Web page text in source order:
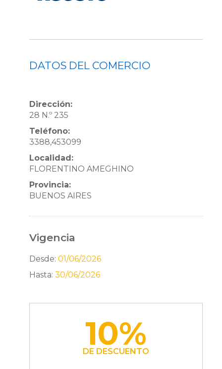
DATOS DEL COMERCIO
Dirección:
28 N.º 235
Teléfono:
3388,453099
Localidad:
FLORENTINO AMEGHINO
Provincia:
BUENOS AIRES
Vigencia
Desde:01/06/2026
Hasta:30/06/2026
10%
DE DESCUENTO